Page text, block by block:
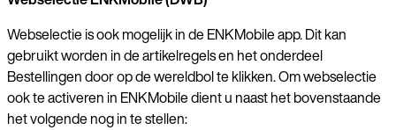
Webselectie is ook mogelijk in de ENKMobile app. Dit kan
gebruikt worden in de artikelregels en het onderdeel
Bestellingen door op de wereldbol te klikken. Om webselectie
ook te activeren in ENKMobile dient u naast het bovenstaande
het volgende nog in te stellen: